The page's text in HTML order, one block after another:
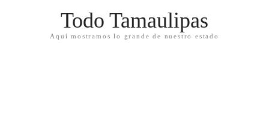
Todo Tamaulipas
Aquí mostramos lo grande de nuestro estado